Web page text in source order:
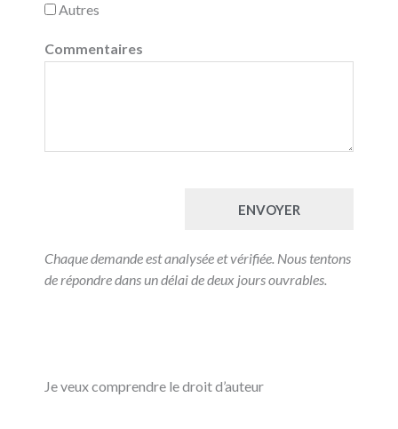
Autres
Commentaires
ENVOYER
Chaque demande est analysée et vérifiée. Nous tentons
de répondre dans un délai de deux jours ouvrables.
Je veux comprendre le droit d’auteur